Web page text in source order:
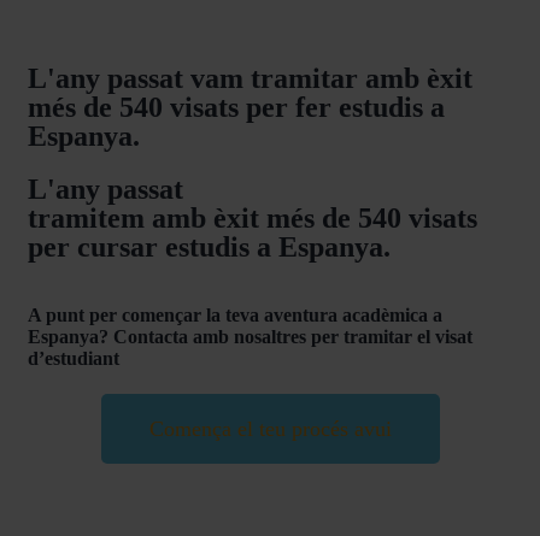
L'any passat vam tramitar amb èxit
més de 540 visats per fer estudis a
Espanya.
L'any passat
tramitem amb èxit més de 540 visats
per cursar estudis a Espanya.
A punt per començar la teva aventura acadèmica a
Espanya? Contacta amb nosaltres per tramitar el visat
d’estudiant
Comença el teu procés avui